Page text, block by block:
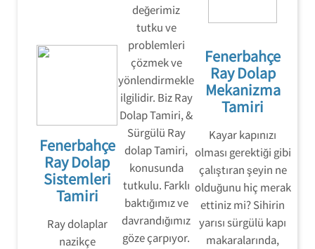
Fenerbahçe
Ray Dolap
Sistemleri
Tamiri
Ray dolaplar
nazikçe
değerimiz
tutku ve
problemleri
çözmek ve
yönlendirmekle
ilgilidir. Biz Ray
Dolap Tamiri, &
Sürgülü Ray
dolap Tamiri,
konusunda
tutkulu. Farklı
baktığımız ve
davrandığımız
göze çarpıyor.
Fenerbahçe
Ray Dolap
Mekanizma
Tamiri
Kayar kapınızı
olması gerektiği gibi
çalıştıran şeyin ne
olduğunu hiç merak
ettiniz mi? Sihirin
yarısı sürgülü kapı
makaralarında,